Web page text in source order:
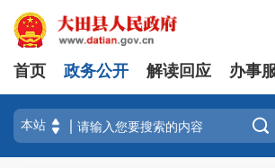
首页 政务公开 解读回应 办事
